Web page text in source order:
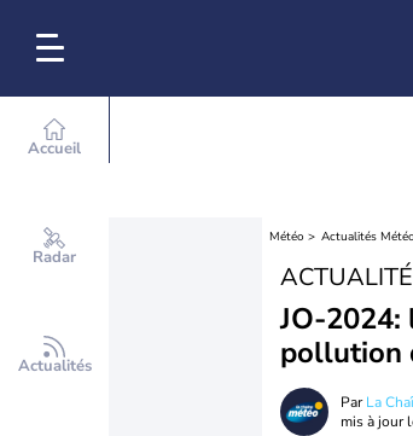
Accueil
Radar
Actualités
Météo Actualités Météo
JO-
pollution
ParLa
mis à jour